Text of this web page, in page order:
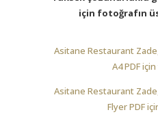
için fotoğrafın
Asitane Restaurant
A4 PDF için
Asitane Restaurant
Flyer PDF